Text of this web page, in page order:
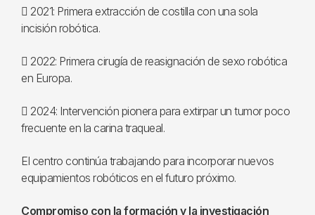
 2021: Primera extracción de costilla con una sola
incisión robótica.
 2022: Primera cirugía de reasignación de sexo robótica
en Europa.
 2024: Intervención pionera para extirpar un tumor poco
frecuente en la carina traqueal.
El centro continúa trabajando para incorporar nuevos
equipamientos robóticos en el futuro próximo.
Compromiso con la formación y la investigación